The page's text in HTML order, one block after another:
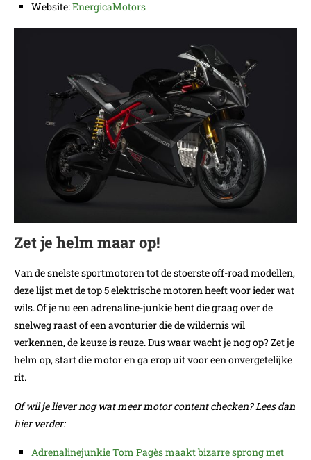
Website:EnergicaMotors
Zet je helm maar op!
Van de snelste sportmotoren tot de stoerste off-road modellen,
deze lijst met de top 5 elektrische motoren heeft voor ieder wat
wils. Of je nu een adrenaline-junkie bent die graag over de
snelweg raast of een avonturier die de wildernis wil
verkennen, de keuze is reuze. Dus waar wacht je nog op? Zet je
helm op, start die motor en ga erop uit voor een onvergetelijke
rit.
Of wil je liever nog wat meer motor content checken? Lees dan
hier verder:
Adrenalinejunkie Tom Pagès maakt bizarre sprong met